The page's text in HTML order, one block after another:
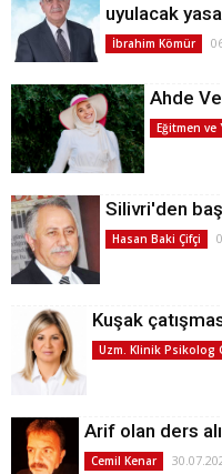
uyulacak
İbrahim Kömür
Ahde
Eğitmen ve
Silivri'den
Hasan Baki Çifçi
Kuşak
Uzm. Klinik Psikolog
Arif olan ders
Cemil Kenar